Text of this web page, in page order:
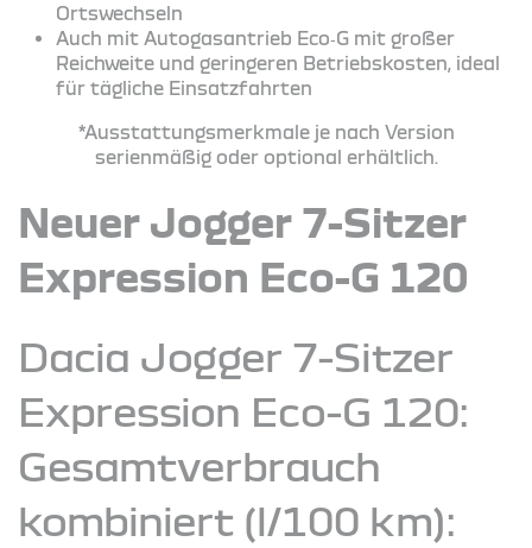
Ortswechseln
Auch mit Autogasantrieb Eco‑G mit großer
Reichweite und geringeren Betriebskosten, ideal
für tägliche Einsatzfahrten
*Ausstattungsmerkmale je nach Version
serienmäßig oder optional erhältlich.
Neuer Jogger 7-Sitzer
Expression Eco-G 120
Dacia Jogger 7-Sitzer
Expression Eco-G 120:
Gesamtverbrauch
kombiniert (l/100 km):